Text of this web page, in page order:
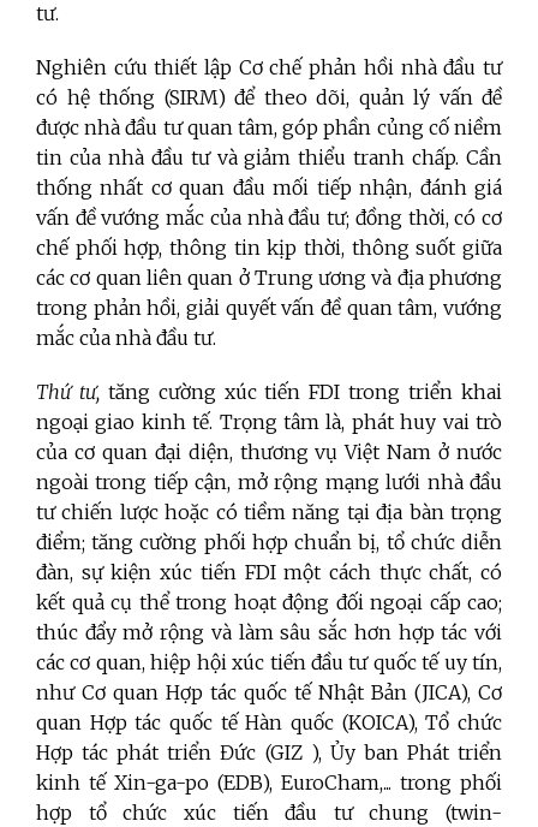
tư.
Nghiên cứu thiết lập Cơ chế phản hồi nhà đầu tư
có hệ thống (SIRM) để theo dõi, quản lý vấn đề
được nhà đầu tư quan tâm, góp phần củng cố niềm
tin của nhà đầu tư và giảm thiểu tranh chấp. Cần
thống nhất cơ quan đầu mối tiếp nhận, đánh giá
vấn đề vướng mắc của nhà đầu tư; đồng thời, có cơ
chế phối hợp, thông tin kịp thời, thông suốt giữa
các cơ quan liên quan ở Trung ương và địa phương
trong phản hồi, giải quyết vấn đề quan tâm, vướng
mắc của nhà đầu tư.
Thứ tư, tăng cường xúc tiến FDI trong triển khai
ngoại giao kinh tế. Trọng tâm là, phát huy vai trò
của cơ quan đại diện, thương vụ Việt Nam ở nước
ngoài trong tiếp cận, mở rộng mạng lưới nhà đầu
tư chiến lược hoặc có tiềm năng tại địa bàn trọng
điểm; tăng cường phối hợp chuẩn bị, tổ chức diễn
đàn, sự kiện xúc tiến FDI một cách thực chất, có
kết quả cụ thể trong hoạt động đối ngoại cấp cao;
thúc đẩy mở rộng và làm sâu sắc hơn hợp tác với
các cơ quan, hiệp hội xúc tiến đầu tư quốc tế uy tín,
như Cơ quan Hợp tác quốc tế Nhật Bản (JICA), Cơ
quan Hợp tác quốc tế Hàn quốc (KOICA), Tổ chức
Hợp tác phát triển Đức (GIZ ), Ủy ban Phát triển
kinh tế Xin-ga-po (EDB), EuroCham,... trong phối
hợp tổ chức xúc tiến đầu tư chung (twin-